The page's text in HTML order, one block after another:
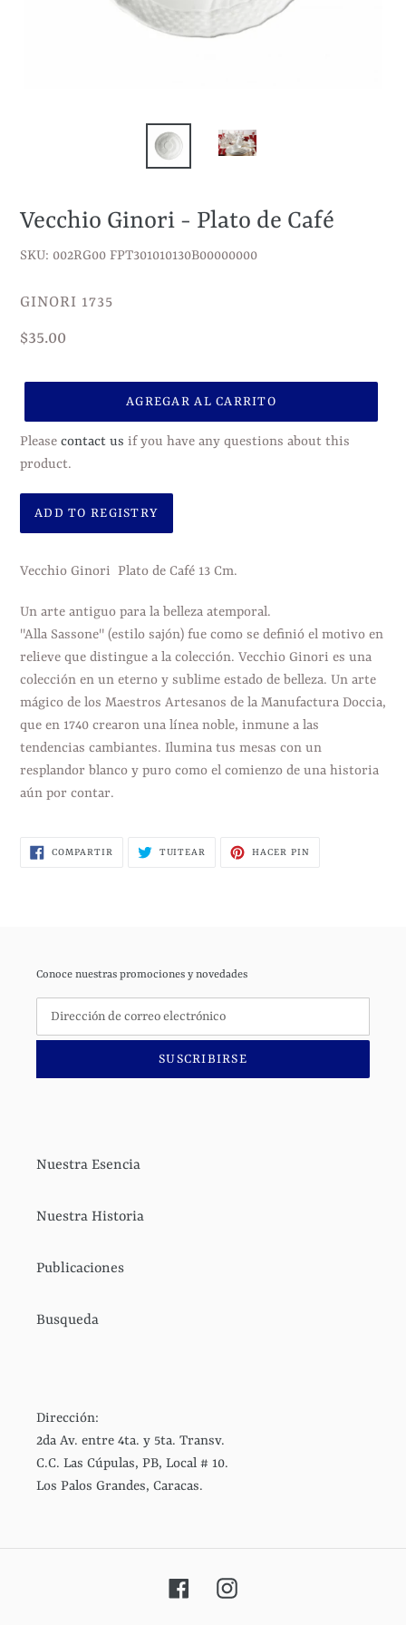
Vecchio Ginori - Plato de Café
SKU: 002RG00 FPT301010130B00000000
VENDEDOR
GINORI 1735
Precio
$35.00
AGREGAR AL CARRITO
Please contact us if you have any questions about this
product.
el
a
tu
carrito
de
compra
Vecchio Ginori Plato de Café 13 Cm.
Un arte antiguo para la belleza atemporal.
"Alla Sassone" (estilo sajón) fue como se definió el motivo en
relieve que distingue a la colección. Vecchio Ginori es una
colección en un eterno y sublime estado de belleza. Un arte
mágico de los Maestros Artesanos de la Manufactura Doccia,
que en 1740 crearon una línea noble, inmune a las
tendencias cambiantes. Ilumina tus mesas con un
resplandor blanco y puro como el comienzo de una historia
aún por contar.
COMPARTIR COMPARTIRTUITEAR TUITEARHACER PINPINEAR
Conoce nuestras promociones y novedades
SUSCRIBIRSE
Nuestra Esencia
Nuestra Historia
Publicaciones
Busqueda
Dirección:
2da Av. entre 4ta. y 5ta. Transv.
C.C. Las Cúpulas, PB, Local # 10.
Los Palos Grandes, Caracas.
FacebookInstagram